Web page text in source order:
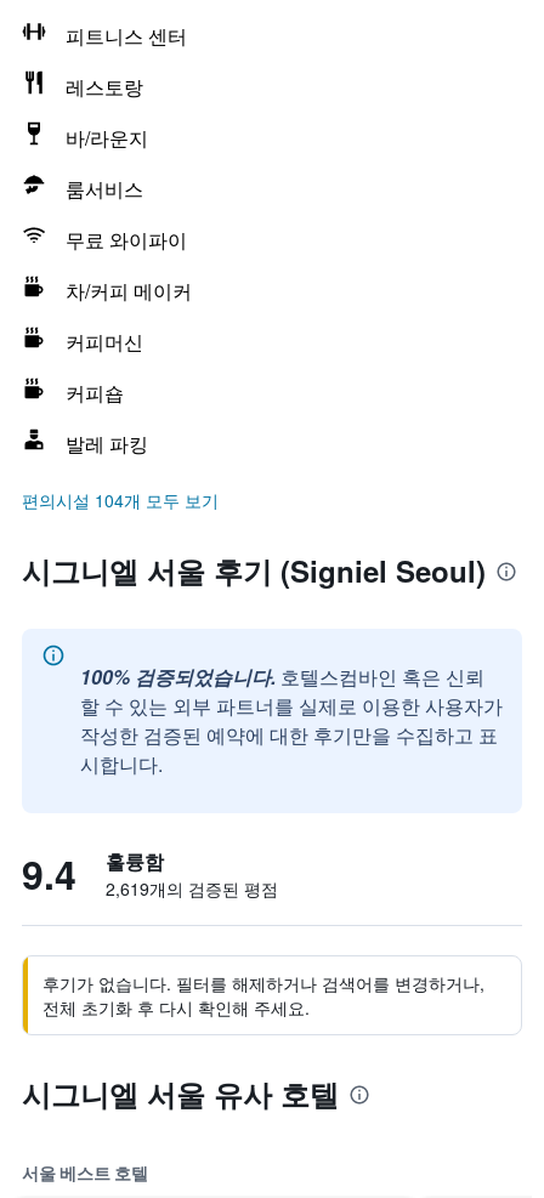
피트니스 센터
레스토랑
바/라운지
룸서비스
무료 와이파이
차/커피 메이커
커피머신
커피숍
발레 파킹
편의시설 104개 모두 보기
시그니엘 서울 후기 (Signiel Seoul)
100% 검증되었습니다. 호텔스컴바인 혹은 신뢰
할 수 있는 외부 파트너를 실제로 이용한 사용자가
작성한 검증된 예약에 대한 후기만을 수집하고 표
시합니다.
9.4 훌륭함
2,619개의 검증된 평점
후기가 없습니다. 필터를 해제하거나 검색어를 변경하거나,
전체 초기화 후 다시 확인해 주세요.
시그니엘 서울 유사 호텔
서울 베스트 호텔